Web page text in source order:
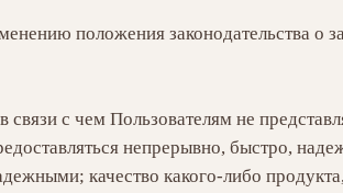
положения законодательства о
с чем Пользователям не
непрерывно, быстро,
качество какого-либо